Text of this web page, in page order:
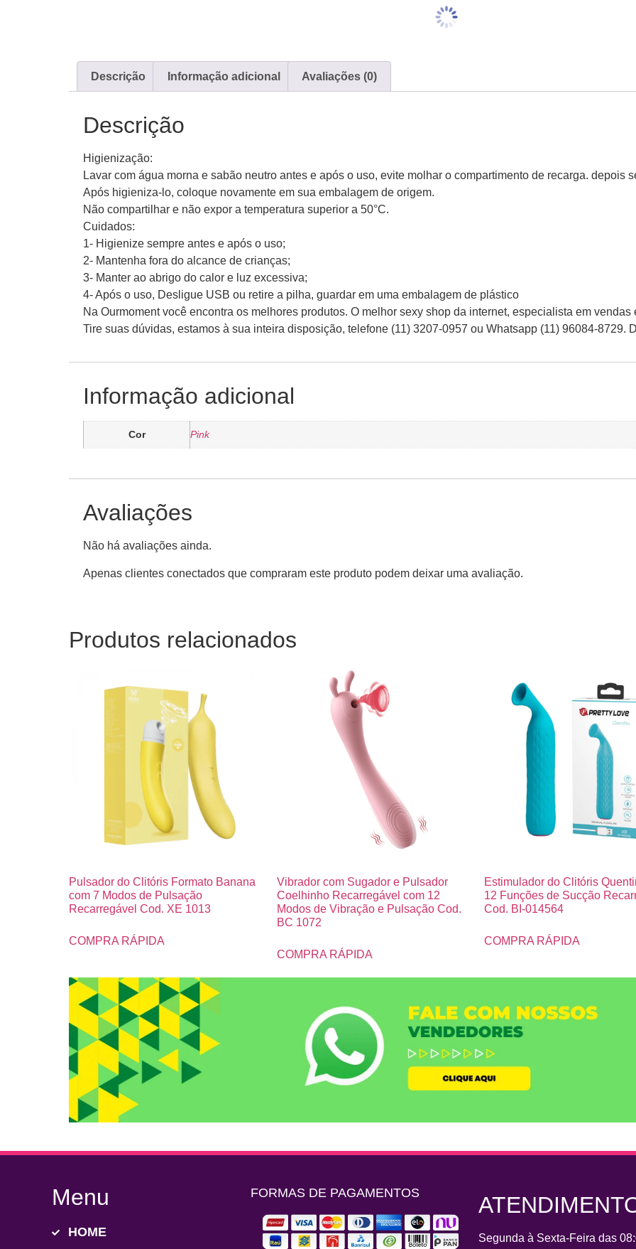
Descrição Informação adicional Avaliações (0)
Descrição
Higienização:
Lavar com água morna e sabão neutro antes e após o uso, evite molhar o compartimento de recarga. depois
Após higieniza-lo, coloque novamente em sua embalagem de origem.
Não compartilhar e não expor a temperatura superior a 50°C.
Cuidados:
1- Higienize sempre antes e após o uso;
2- Mantenha fora do alcance de crianças;
3- Manter ao abrigo do calor e luz excessiva;
4- Após o uso, Desligue USB ou retire a pilha, guardar em uma embalagem de plástico
Na Ourmoment você encontra os melhores produtos. O melhor sexy shop da internet, especialista em vendas
Tire suas dúvidas, estamos à sua inteira disposição, telefone (11) 3207-0957 ou Whatsapp (11) 96084-8729.
Informação adicional
Cor Pink
Avaliações
Não há avaliações ainda.
Apenas clientes conectados que compraram este produto podem deixar uma avaliação.
Produtos relacionados
Pulsador do Clitóris Formato Banana
com 7 Modos de Pulsação
Recarregável Cod. XE 1013
COMPRA RÁPIDA
Vibrador com Sugador e Pulsador
Coelhinho Recarregável com 12
Modos de Vibração e Pulsação Cod.
BC 1072
COMPRA RÁPIDA
Estimulador do Clitóris
12 Funções de Sucção
Cod. BI-014564
COMPRA RÁPIDA
Menu
HOME
FORMAS DE PAGAMENTOS
Segunda à Sexta-Feira das